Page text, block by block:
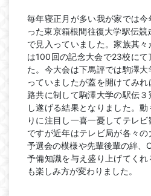
毎年寝正月が多い我が家では
った東京箱根間往復大学駅伝
で見入っていました。家族其
は100回の記念大会で23校にて
た。今大会は下馬評では駒澤
っていましたが蓋を開けてみ
路共に制して駒澤大学の駅伝
し遂げる結果となりました。
りに注目し一喜一憂してテレ
ですが近年はテレビ局が各々
予選会の模様や先輩後輩の絆、
予備知識を与え盛り上げてく
も楽しみ方が変わりました。